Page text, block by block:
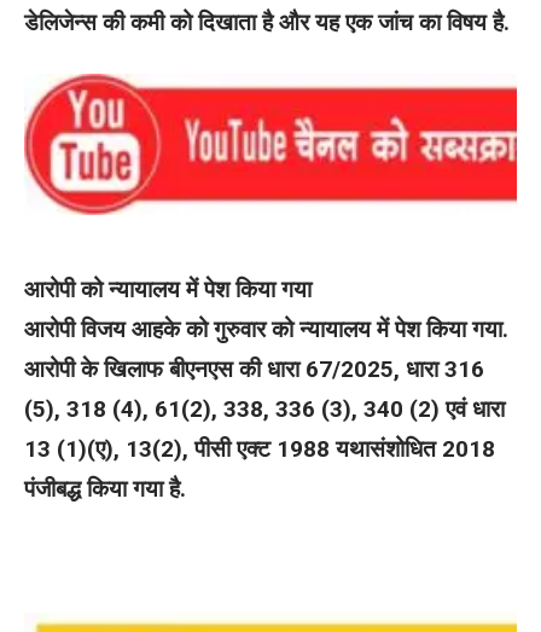
डेलिजेन्स की कमी को दिखाता है और यह एक जांच का विषय है.
आरोपी को न्यायालय में पेश किया गया
आरोपी विजय आहके को गुरुवार को न्यायालय में पेश किया गया.
आरोपी के खिलाफ बीएनएस की धारा 67/2025, धारा 316
(5), 318 (4), 61(2), 338, 336 (3), 340 (2) एवं धारा
13 (1)(ए), 13(2), पीसी एक्ट 1988 यथासंशोधित 2018
पंजीबद्ध किया गया है.